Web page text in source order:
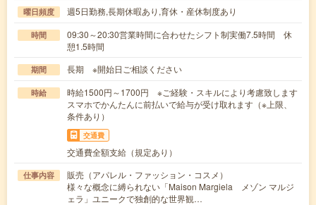
曜日頻度 週5日勤務,長期休暇あり,育休・産休制度あり
時間
09:30～20:30営業時間に合わせたシフト制実働7.5時間 休
憩1.5時間
期間 長期 ※開始日ご相談ください
時給
時給1500円～1700円 ※ご経験・スキルにより考慮致します
スマホでかんたんに前払いで給与が受け取れます（※上限、
条件あり）
交通費
交通費全額支給（規定あり）
仕事内容
販売（アパレル・ファッション・コスメ）
様々な概念に縛られない「Maison Margiela メゾン マルジ
ェラ」ユニークで独創的な世界観…